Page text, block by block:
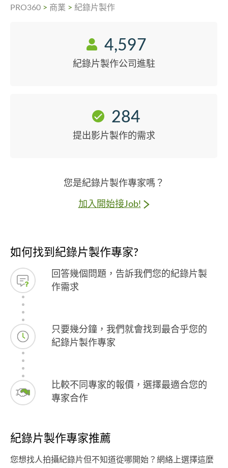
PRO360 > 商業 > 紀錄片製作
4,597
紀錄片製作公司進駐
284
提出影片製作的需求
您是紀錄片製作專家嗎？
加入開始接Job!
如何找到紀錄片製作專家?
回答幾個問題，告訴我們您的紀錄片製
作需求
只要幾分鐘，我們就會找到最合乎您的
紀錄片製作專家
比較不同專家的報價，選擇最適合您的
專家合作
紀錄片製作專家推薦
您想找人拍攝紀錄片但不知道從哪開始？網絡上選擇這麼